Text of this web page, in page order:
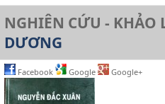
NGHIÊN CỨU - KHẢO
DƯƠNG
Facebook Google Google+